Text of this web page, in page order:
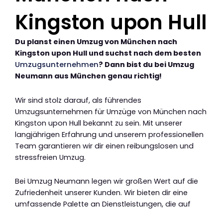
Kingston upon Hull
Du planst einen Umzug von München nach
Kingston upon Hull und suchst nach dem besten
Umzugsunternehmen? Dann bist du bei Umzug
Neumann aus München genau richtig!
Wir sind stolz darauf, als führendes
Umzugsunternehmen für Umzüge von München nach
Kingston upon Hull bekannt zu sein. Mit unserer
langjährigen Erfahrung und unserem professionellen
Team garantieren wir dir einen reibungslosen und
stressfreien Umzug.
Bei Umzug Neumann legen wir großen Wert auf die
Zufriedenheit unserer Kunden. Wir bieten dir eine
umfassende Palette an Dienstleistungen, die auf